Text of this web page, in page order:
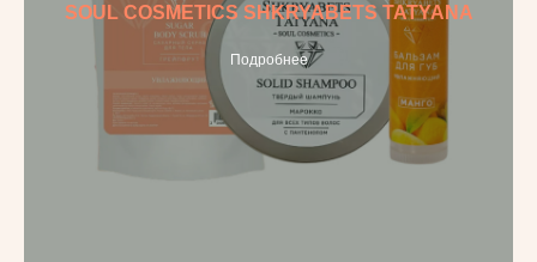
SOUL COSMETICS SHKRYABETS TATYANA
Подробнее